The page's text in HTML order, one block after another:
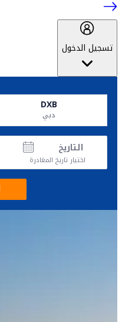
تسجيل الدخول
DXB
دبي
التاريخ
اختيار تاريخ المغادرة